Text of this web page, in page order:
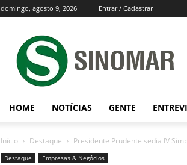
domingo, agosto 9, 2026 Entrar / Cadastrar
HOME NOTÍCIAS GENTE
Início Destaque Presidente Prudente sedia IV
Destaque Empresas & Negócios